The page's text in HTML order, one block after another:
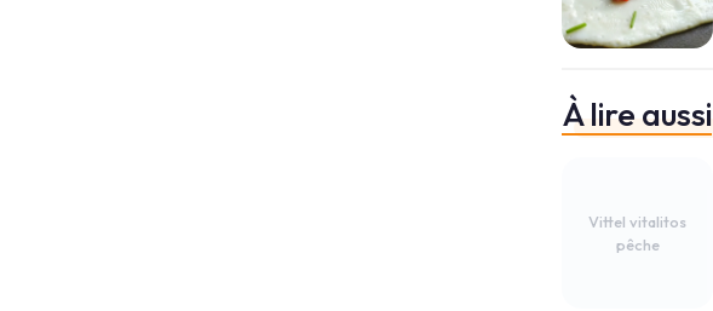
À lire aussi
Vittel vitalitos
pêche